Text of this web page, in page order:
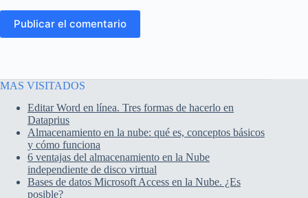
Publicar el comentario
MAS VISITADOS
Editar Word en línea. Tres formas de hacerlo en
Dataprius
Almacenamiento en la nube: qué es, conceptos básicos
y cómo funciona
6 ventajas del almacenamiento en la Nube
independiente de disco virtual
Bases de datos Microsoft Access en la Nube. ¿Es
posible?